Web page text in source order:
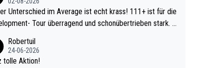
Unterschied im Average ist echt krass! 111+ ist für die
Tour überragend und schonübertrieben stark. U
Da gewinnst keinen Blumentopf - ist ja n
eines Kreisligisten vs einem Bu
Robertuil
24-06-2026
tolle Aktion!